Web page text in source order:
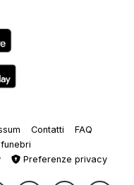
Contatti
FAQ
Preferenze privacy